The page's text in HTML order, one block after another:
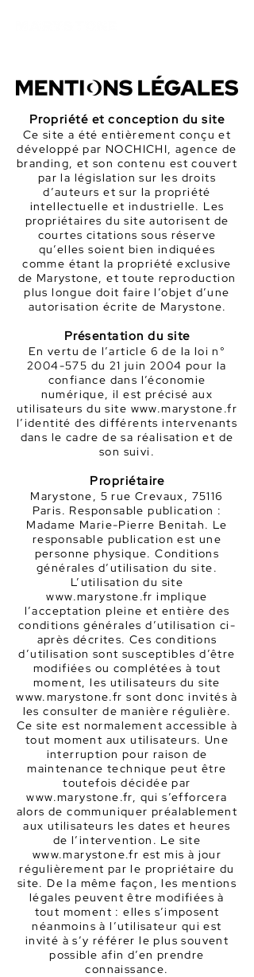
Propriété et conception du site
Ce site a été entièrement conçu et
développé par NOCHICHI, agence de
branding, et son contenu est couvert
par la législation sur les droits
d’auteurs et sur la propriété
intellectuelle et industrielle. Les
propriétaires du site autorisent de
courtes citations sous réserve
qu’elles soient bien indiquées
comme étant la propriété exclusive
de Marystone, et toute reproduction
plus longue doit faire l’objet d’une
autorisation écrite de Marystone.
Présentation du site
En vertu de l’article 6 de la loi n°
2004-575 du 21 juin 2004 pour la
confiance dans l’économie
numérique, il est précisé aux
utilisateurs du site www.marystone.fr
l’identité des différents intervenants
dans le cadre de sa réalisation et de
son suivi.
Propriétaire
Marystone, 5 rue Crevaux, 75116
Paris. Responsable publication :
Madame Marie-Pierre Benitah. Le
responsable publication est une
personne physique. Conditions
générales d’utilisation du site.
L’utilisation du site
www.marystone.fr implique
l’acceptation pleine et entière des
conditions générales d’utilisation ci-
après décrites. Ces conditions
d’utilisation sont susceptibles d’être
modifiées ou complétées à tout
moment, les utilisateurs du site
www.marystone.fr sont donc invités à
les consulter de manière régulière.
Ce site est normalement accessible à
tout moment aux utilisateurs. Une
interruption pour raison de
maintenance technique peut être
toutefois décidée par
www.marystone.fr, qui s’efforcera
alors de communiquer préalablement
aux utilisateurs les dates et heures
de l’intervention. Le site
www.marystone.fr est mis à jour
régulièrement par le propriétaire du
site. De la même façon, les mentions
légales peuvent être modifiées à
tout moment : elles s’imposent
néanmoins à l’utilisateur qui est
invité à s’y référer le plus souvent
possible afin d’en prendre
connaissance.